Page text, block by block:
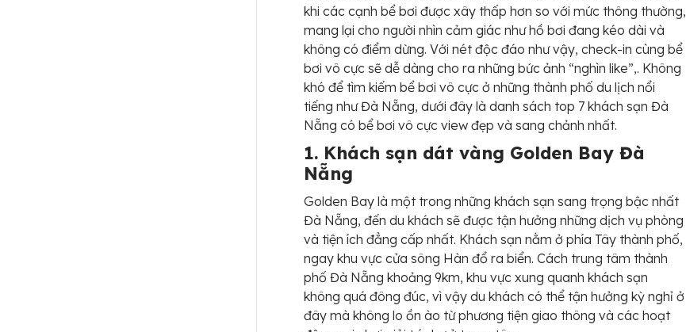
khi các cạnh bể bơi được xây thấp hơn so với mức thông thường,
mang lại cho người nhìn cảm giác như hồ bơi đang kéo dài và
không có điểm dừng. Với nét độc đáo như vậy, check-in cùng bể
bơi vô cực sẽ dễ dàng cho ra những bức ảnh “nghìn like”,. Không
khó để tìm kiếm bể bơi vô cực ở những thành phố du lịch nổi
tiếng như Đà Nẵng, dưới đây là danh sách top 7 khách sạn Đà
Nẵng có bể bơi vô cực view đẹp và sang chảnh nhất.
1. Khách sạn dát vàng Golden Bay Đà
Nẵng
Golden Bay là một trong những khách sạn sang trọng bậc nhất
Đà Nẵng, đến du khách sẽ được tận hưởng những dịch vụ phòng
và tiện ích đẳng cấp nhất. Khách sạn nằm ở phía Tây thành phố,
ngay khu vực cửa sông Hàn đổ ra biển. Cách trung tâm thành
phố Đà Nẵng khoảng 9km, khu vực xung quanh khách sạn
không quá đông đúc, vì vậy du khách có thể tận hưởng kỳ nghỉ ở
đây mà không lo ồn ào từ phương tiện giao thông và các hoạt